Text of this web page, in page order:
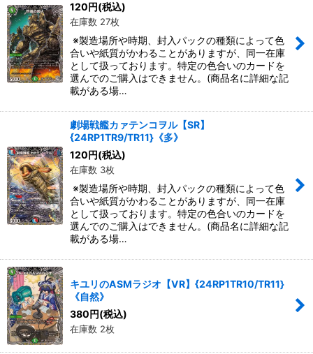
120 円(税込)
在庫数 27枚
※製造場所や時期、封入パックの種類によって色
合いや紙質がかわることがありますが、同一在庫
として扱っております。特定の色合いのカードを
選んでのご購入はできません。(商品名に詳細な記
載がある場…
劇場戦艦カァテンコヲル【SR】
{24RP1TR9/TR11}《多》
120 円(税込)
在庫数 3枚
※製造場所や時期、封入パックの種類によって色
合いや紙質がかわることがありますが、同一在庫
として扱っております。特定の色合いのカードを
選んでのご購入はできません。(商品名に詳細な記
載がある場…
キユリのASMラジオ【VR】{24RP1TR10/TR11}
《自然》
380円(税込)
在庫数 2枚